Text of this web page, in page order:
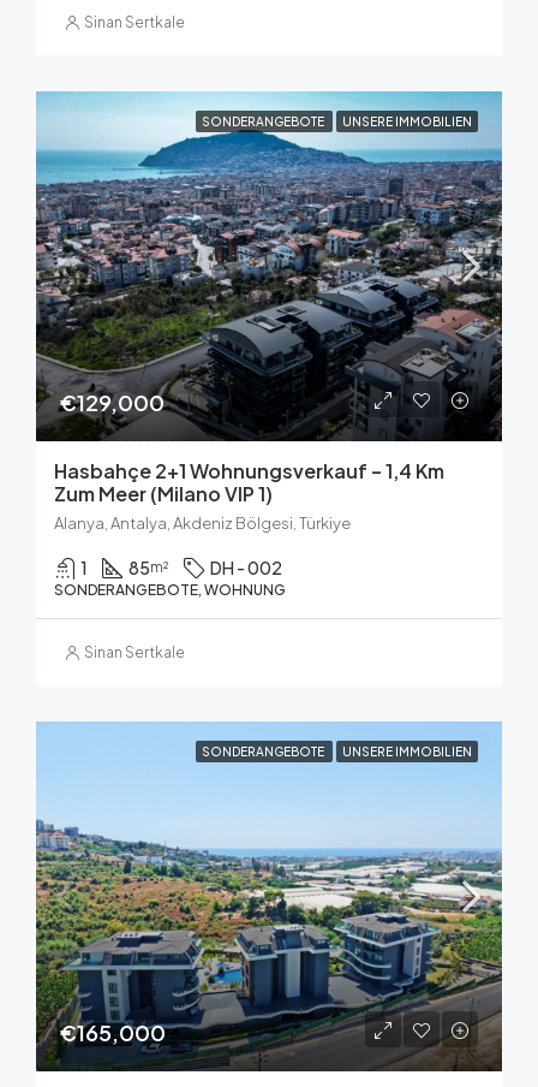
Sinan Sertkale
SONDERANGEBOTE UNSERE IMMOBILIEN
€129,000
Hasbahçe 2+1 Wohnungsverkauf – 1,4 Km
Zum Meer (Milano VIP 1)
Alanya, Antalya, Akdeniz Bölgesi, Türkiye
1 85m² DH - 002
SONDERANGEBOTE, WOHNUNG
Sinan Sertkale
SONDERANGEBOTE UNSERE IMMOBILIEN
€165,000